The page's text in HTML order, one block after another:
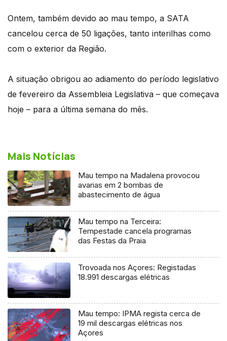
Ontem, também devido ao mau tempo, a SATA
cancelou cerca de 50 ligações, tanto interilhas como
com o exterior da Região.
A situação obrigou ao adiamento do período legislativo
de fevereiro da Assembleia Legislativa – que começava
hoje – para a última semana do mês.
Mais Notícias
Mau tempo na Madalena provocou
avarias em 2 bombas de
abastecimento de água
Mau tempo na Terceira:
Tempestade cancela programas
das Festas da Praia
Trovoada nos Açores: Registadas
18.991 descargas elétricas
Mau tempo: IPMA regista cerca de
19 mil descargas elétricas nos
Açores